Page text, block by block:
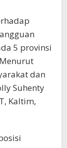
5 provinsi
dan
Suhenty
Kaltim,